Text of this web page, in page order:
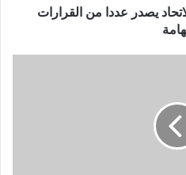
يصدر عددا من القرارات